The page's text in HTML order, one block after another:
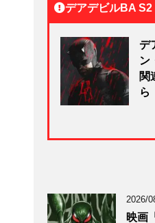
デアデビルBA S2
デ
ン
関
ら
2026/
映画